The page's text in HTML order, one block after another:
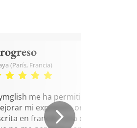
(París, Francia)
me ha permitido
mi expresión oral y
en francés. Una cita